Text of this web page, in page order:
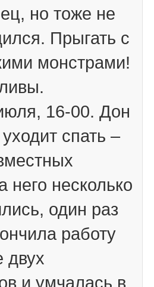
но тоже не
Прыгать с
монстрами!
16-00. Дон
спать –
него несколько
один раз
работу
двух
и умчалась в